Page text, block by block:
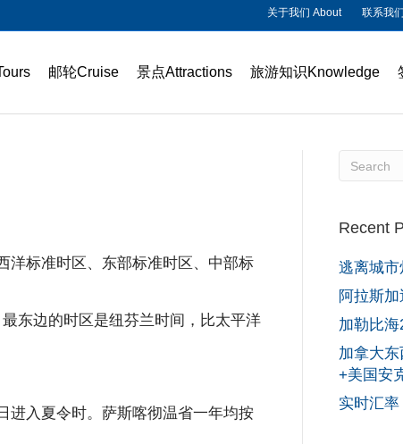
关于我们 About 联系我
邮轮Cruise 景点Attractions 旅游知识Knowledge
洋标准时区、东部标准时区、中部标
东边的时区是纽芬兰时间，比太平洋
进入夏令时。萨斯喀彻温省一年均按
Recent
逃离城
阿拉斯
加勒比海
加拿大
+美国安
实时汇率